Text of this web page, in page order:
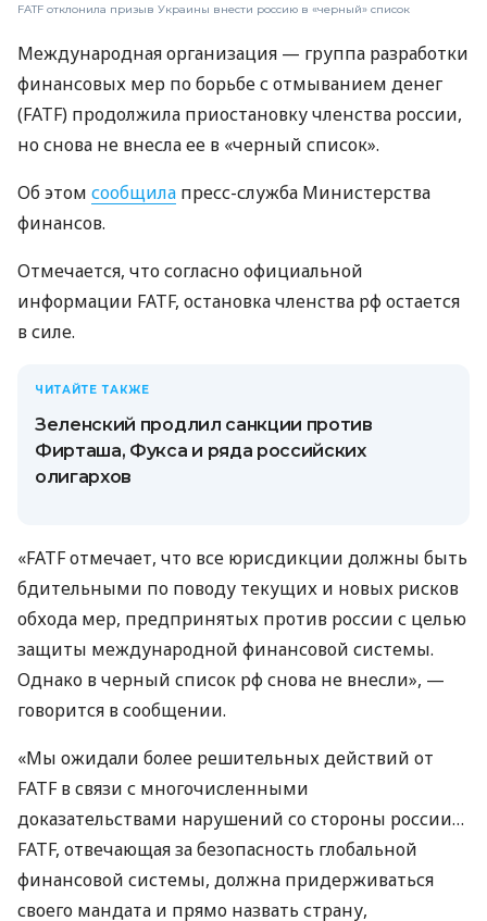
FATF отклонила призыв Украины внести россию в «черный» список
Международная организация — группа разработки
финансовых мер по борьбе с отмыванием денег
(FATF) продолжила приостановку членства россии,
но снова не внесла ее в «черный список».
Об этом сообщила пресс-служба Министерства
финансов.
Отмечается, что согласно официальной
информации FATF, остановка членства рф остается
в силе.
ЧИТАЙТЕ ТАКЖЕ
Зеленский продлил санкции против
Фирташа, Фукса и ряда российских
олигархов
«FATF отмечает, что все юрисдикции должны быть
бдительными по поводу текущих и новых рисков
обхода мер, предпринятых против россии с целью
защиты международной финансовой системы.
Однако в черный список рф снова не внесли», —
говорится в сообщении.
«Мы ожидали более решительных действий от
FATF в связи с многочисленными
доказательствами нарушений со стороны россии…
FATF, отвечающая за безопасность глобальной
финансовой системы, должна придерживаться
своего мандата и прямо назвать страну,